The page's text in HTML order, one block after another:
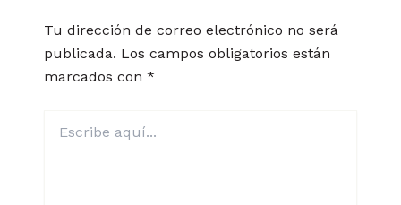
Tu dirección de correo electrónico no será
publicada. Los campos obligatorios están
marcados con *
aquí...